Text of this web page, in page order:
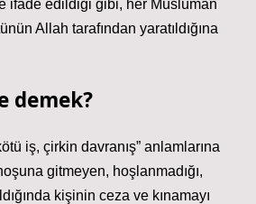
ifade edildiği gibi, her Müslüman
Allah tarafından yaratıldığına
demek?
iş, çirkin davranış” anlamlarına
gitmeyen, hoşlanmadığı,
kişinin ceza ve kınamayı